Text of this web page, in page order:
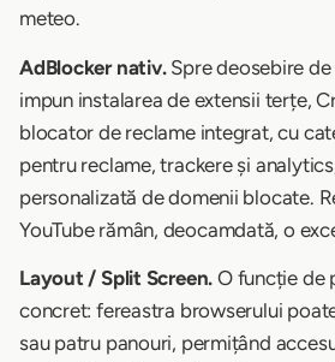
meteo.
AdBlocker nativ.Spre deosebire
impun instalarea de extensii terțe,
blocator de reclame integrat, cu
pentru reclame, trackere și
personalizată de domenii blocate.
YouTube rămân, deocamdată, o
Layout / Split Screen. O funcție de
concret: fereastra browserului
sau patru panouri, permițând